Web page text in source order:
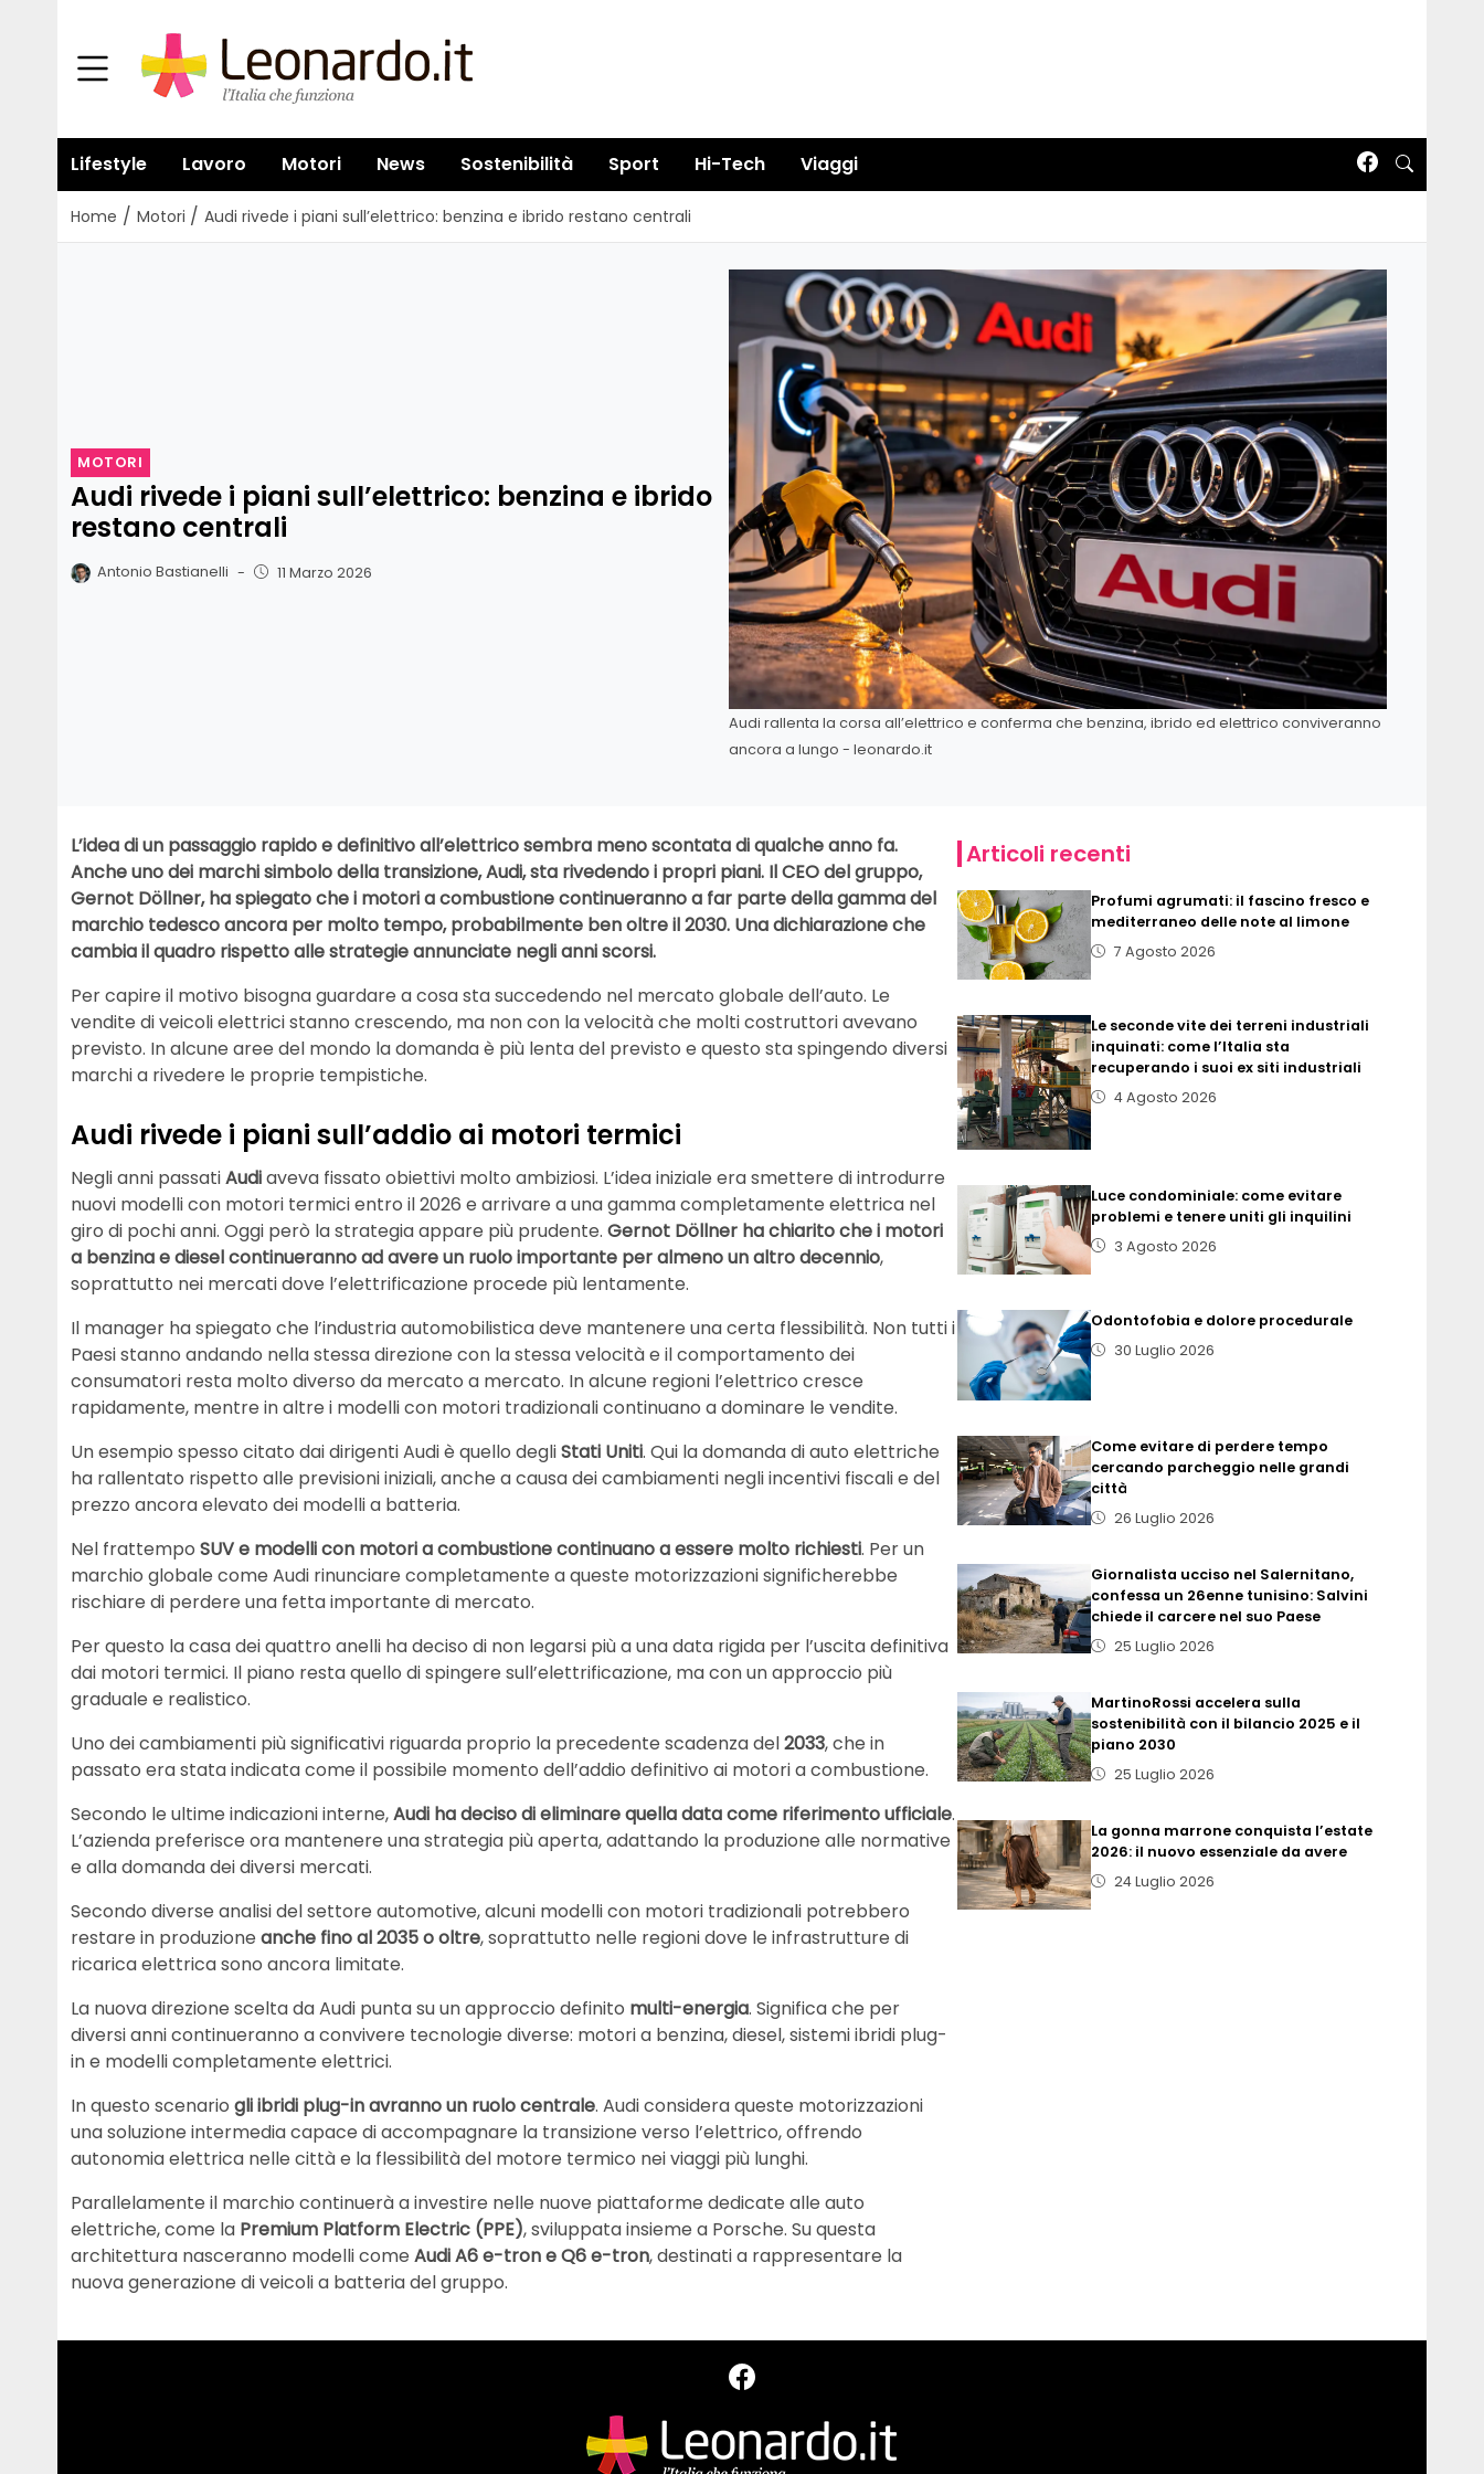
Lifestyle Lavoro Motori News Sostenibilità Sport Hi-Tech Viaggi
Home / Motori / Audi rivede i piani sull’elettrico: benzina e ibrido restano centrali
MOTORI
Audi rivede i piani sull’elettrico: benzina e ibrido
restano centrali
Antonio Bastianelli - 11 Marzo 2026
Audi rallenta la corsa all’elettrico e conferma che benzina, ibrido ed elettrico conviveranno
ancora a lungo - leonardo.it
L’idea di un passaggio rapido e definitivo all’elettrico sembra meno scontata di qualche anno fa.
Anche uno dei marchi simbolo della transizione, Audi, sta rivedendo i propri piani. Il CEO del gruppo,
Gernot Döllner, ha spiegato che i motori a combustione continueranno a far parte della gamma del
marchio tedesco ancora per molto tempo, probabilmente ben oltre il 2030. Una dichiarazione che
cambia il quadro rispetto alle strategie annunciate negli anni scorsi.
Per capire il motivo bisogna guardare a cosa sta succedendo nel mercato globale dell’auto. Le
vendite di veicoli elettrici stanno crescendo, ma non con la velocità che molti costruttori avevano
previsto. In alcune aree del mondo la domanda è più lenta del previsto e questo sta spingendo diversi
marchi a rivedere le proprie tempistiche.
Audi rivede i piani sull’addio ai motori termici
Negli anni passatiAudiaveva fissato obiettivi molto ambiziosi. L’idea iniziale era smettere di introdurre
nuovi modelli con motori termici entro il 2026 e arrivare a una gamma completamente elettrica nel
giro di pochi anni. Oggi però la strategia appare più prudente. Gernot Döllner ha chiarito che i motori
a benzina e diesel continueranno ad avere un ruolo importante per almeno un altro decennio,
soprattutto nei mercati dove l’elettrificazione procede più lentamente.
Il manager ha spiegato che l’industria automobilistica deve mantenere una certa flessibilità. Non tutti i
Paesi stanno andando nella stessa direzione con la stessa velocità e il comportamento dei
consumatori resta molto diverso da mercato a mercato. In alcune regioni l’elettrico cresce
rapidamente, mentre in altre i modelli con motori tradizionali continuano a dominare le vendite.
Un esempio spesso citato dai dirigenti Audi è quello degliStati Uniti. Qui la domanda di auto elettriche
ha rallentato rispetto alle previsioni iniziali, anche a causa dei cambiamenti negli incentivi fiscali e del
prezzo ancora elevato dei modelli a batteria.
Nel frattempo SUV e modelli con motori a combustione continuano a essere molto richiesti. Per un
marchio globale come Audi rinunciare completamente a queste motorizzazioni significherebbe
rischiare di perdere una fetta importante di mercato.
Per questo la casa dei quattro anelli ha deciso di non legarsi più a una data rigida per l’uscita definitiva
dai motori termici. Il piano resta quello di spingere sull’elettrificazione, ma con un approccio più
graduale e realistico.
Uno dei cambiamenti più significativi riguarda proprio la precedente scadenza del2033, che in
passato era stata indicata come il possibile momento dell’addio definitivo ai motori a combustione.
Secondo le ultime indicazioni interne,Audi ha deciso di eliminare quella data come riferimento ufficiale.
L’azienda preferisce ora mantenere una strategia più aperta, adattando la produzione alle normative
e alla domanda dei diversi mercati.
Secondo diverse analisi del settore automotive, alcuni modelli con motori tradizionali potrebbero
restare in produzione anche fino al 2035 o oltre, soprattutto nelle regioni dove le infrastrutture di
ricarica elettrica sono ancora limitate.
La nuova direzione scelta da Audi punta su un approccio definito multi-energia. Significa che per
diversi anni continueranno a convivere tecnologie diverse: motori a benzina, diesel, sistemi ibridi plug-
in e modelli completamente elettrici.
In questo scenario gli ibridi plug-in avranno un ruolo centrale. Audi considera queste motorizzazioni
una soluzione intermedia capace di accompagnare la transizione verso l’elettrico, offrendo
autonomia elettrica nelle città e la flessibilità del motore termico nei viaggi più lunghi.
Parallelamente il marchio continuerà a investire nelle nuove piattaforme dedicate alle auto
elettriche, come la Premium Platform Electric (PPE), sviluppata insieme a Porsche. Su questa
architettura nasceranno modelli come Audi A6 e-tron e Q6 e-tron, destinati a rappresentare la
nuova generazione di veicoli a batteria del gruppo.
Articoli recenti
Profumi agrumati: il fascino fresco e
mediterraneo delle note al limone
7 Agosto 2026
Le seconde vite dei terreni industriali
inquinati: come l’Italia sta
recuperando i suoi ex siti industriali
4 Agosto 2026
Luce condominiale: come evitare
problemi e tenere uniti gli inquilini
3 Agosto 2026
Odontofobia e dolore procedurale
30 Luglio 2026
Come evitare di perdere tempo
cercando parcheggio nelle grandi
città
26 Luglio 2026
Giornalista ucciso nel Salernitano,
confessa un 26enne tunisino: Salvini
chiede il carcere nel suo Paese
25 Luglio 2026
MartinoRossi accelera sulla
sostenibilità con il bilancio 2025 e il
piano 2030
25 Luglio 2026
La gonna marrone conquista l’estate
2026: il nuovo essenziale da avere
24 Luglio 2026